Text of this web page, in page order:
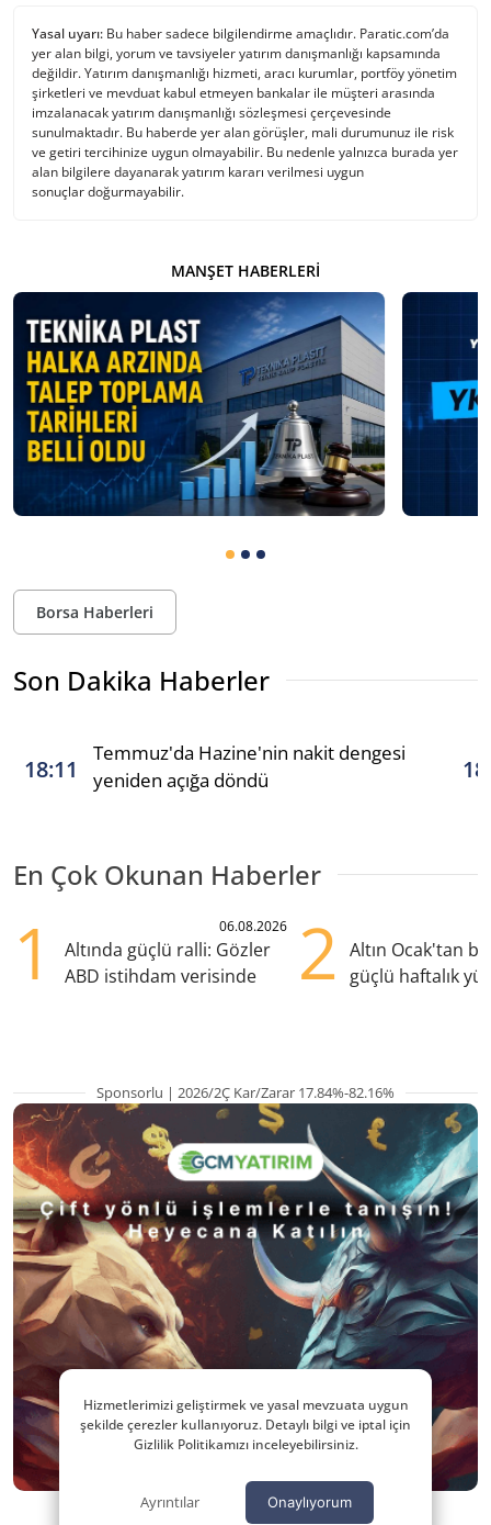
Yasal uyarı: Bu haber sadece bilgilendirme amaçlıdır. Paratic.com’da
yer alan bilgi, yorum ve tavsiyeler yatırım danışmanlığı kapsamında
değildir. Yatırım danışmanlığı hizmeti, aracı kurumlar, portföy yönetim
şirketleri ve mevduat kabul etmeyen bankalar ile müşteri arasında
imzalanacak yatırım danışmanlığı sözleşmesi çerçevesinde
sunulmaktadır. Bu haberde yer alan görüşler, mali durumunuz ile risk
ve getiri tercihinize uygun olmayabilir. Bu nedenle yalnızca burada yer
alan bilgilere dayanarak yatırım kararı verilmesi uygun
sonuçlar doğurmayabilir.
MANŞET HABERLERI
Borsa Haberleri
Son Dakika Haberler
18:11
Temmuz'da Hazine'nin nakit dengesi
yeniden açığa döndü
En Çok Okunan Haberler
1 06.08.2026
Altında güçlü ralli: Gözler
ABD istihdam verisinde
2
Altın Ocak'tan
güçlü haftalık
Sponsorlu | 2026/2Ç Kar/Zarar 17.84%-82.16%
Hizmetlerimizi geliştirmek ve yasal mevzuata uygun
şekilde çerezler kullanıyoruz. Detaylı bilgi ve iptal için
Gizlilik Politikamızı inceleyebilirsiniz.
Ayrıntılar Onaylıyorum